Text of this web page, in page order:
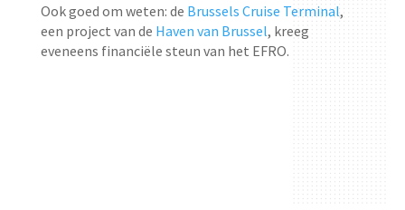
Ook goed om weten: de Brussels Cruise Terminal,
een project van de Haven van Brussel, kreeg
eveneens financiële steun van het EFRO.